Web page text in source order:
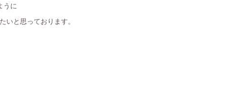
うに
と思っております。